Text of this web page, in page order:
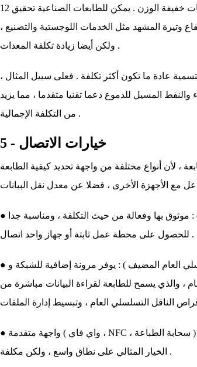
ومناسبة لمتطلبات خفيفة الوزن . يمكن للطابعات الصناعية تحقيق 12ips أو أسرع . تحسين سرعة الطباعة
وتيرة المشهد مثل الخدمات اللوجستية والتصنيع ،
ولكن أيضا زيادة تكلفة المعدات .
عادة ما تكون أكثر تكلفة . فعلى سبيل المثال ،
المسيل للدموع دعما تقنيا متقدما ، مما يزيد
من التكلفة الإجمالية .
5 - خيارات الاتصال
، لأن أنواع مختلفة من واجهة تحديد كيفية الطابعة
● واجهة الأساسية ( الناقل التسلسلي العام ، المسلسل ) : موثوق بها وفعالة من حيث التكلفة ، ومناسبة جدا
للحصول على محطة عمل ثابتة أو جهاز واحد اتصال .
● متوسطة المدى واجهة ( إيثرنت ، بلوتوث ، الناقل التسلسلي العام المضيف ) : يوفر مرونة إضافية للشبكة و
، والذي يسمح للطابعة لقراءة البيانات مباشرة من
● واجهة متقدمة ( واي فاي ، NFC ، سحابة الطباعة ) : تحقيق سلس متعدد جهاز الإعداد والتشغيل عن بعد ، هو
الخيار المثالي على نطاق واسع ، ولكن مكلفة .